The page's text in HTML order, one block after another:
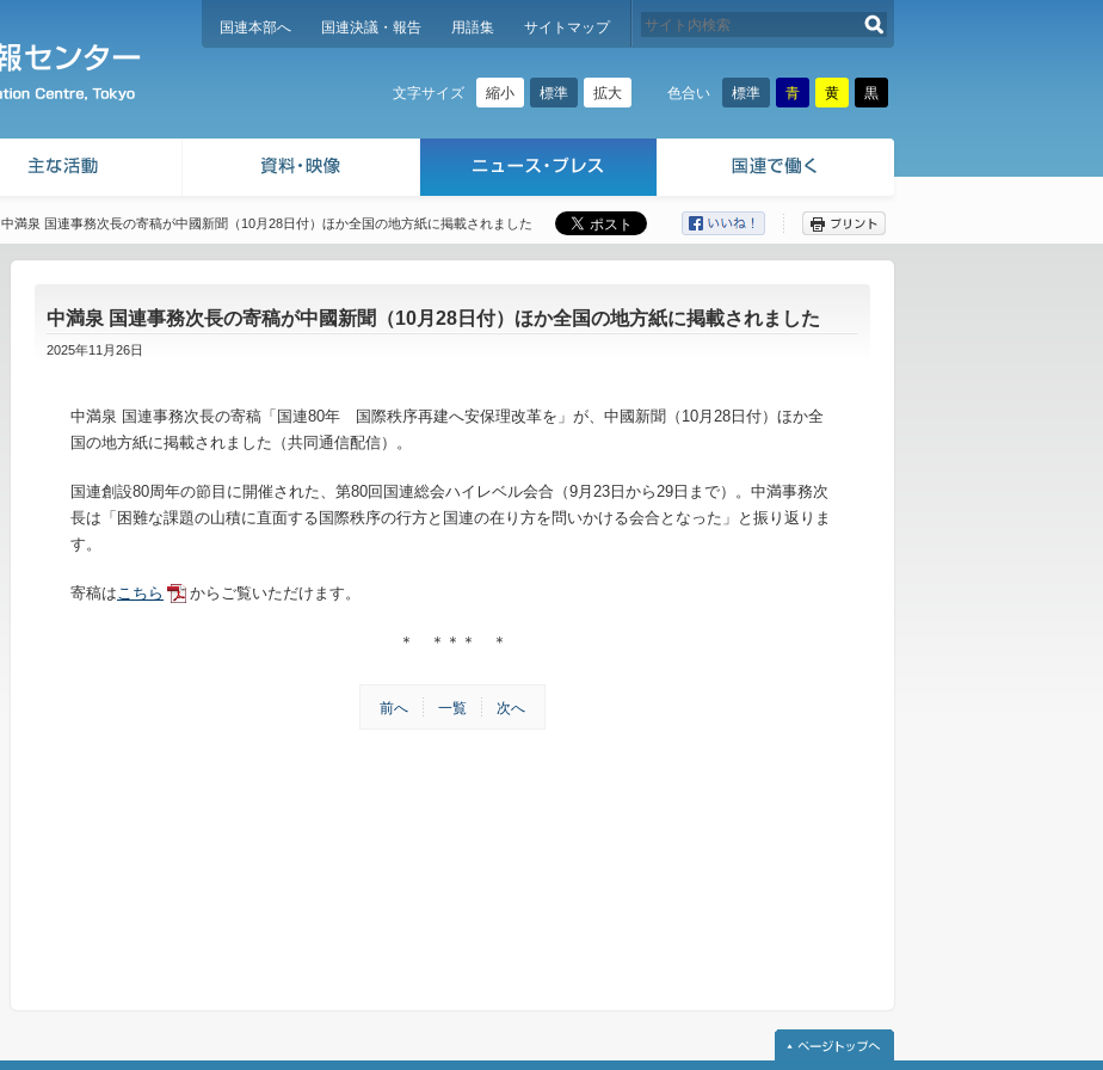
国連本部へ 国連決議・報告 用語集 サイトマップ
文字サイズ 縮小 標準 拡大 色合い 標準 青 黄 黒
中満泉 国連事務次長の寄稿が中國新聞（10月28日付）ほか全国の地方紙に掲載されました
中満泉 国連事務次長の寄稿が中國新聞（10月28日付）ほか全国の地方紙に掲載されました
2025年11月26日
中満泉 国連事務次長の寄稿「国連80年 国際秩序再建へ安保理改革を」が、中國新聞（10月28日付）ほか全
国の地方紙に掲載されました（共同通信配信）。
国連創設80周年の節目に開催された、第80回国連総会ハイレベル会合（9月23日から29日まで）。中満事務次
長は「困難な課題の山積に直面する国際秩序の行方と国連の在り方を問いかける会合となった」と振り返りま
す。
寄稿はこちら からご覧いただけます。
＊ ＊＊＊ ＊
前へ 一覧 次へ